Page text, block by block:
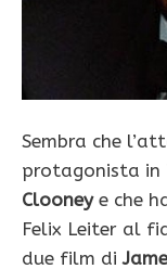
Sembra che
protagonista in
Clooneye che
Felix Leiter al
due film di